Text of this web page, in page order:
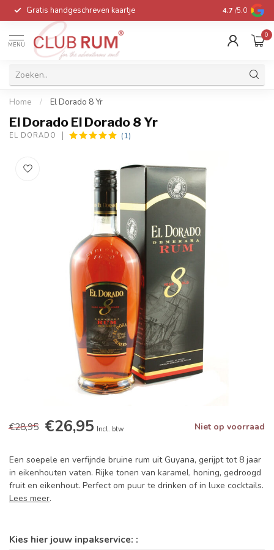
Gratis handgeschreven kaartje Voor 16:00
4.7 /5.0
MENU
0
Home / El Dorado 8 Yr
El Dorado El Dorado 8 Yr
EL DORADO (1)
€28,95 €26,95 Incl. btw Niet op voorraad
Een soepele en verfijnde bruine rum uit Guyana, gerijpt tot 8 jaar
in eikenhouten vaten. Rijke tonen van karamel, honing, gedroogd
fruit en eikenhout. Perfect om puur te drinken of in luxe cocktails.
Lees meer.
Kies hier jouw inpakservice: :